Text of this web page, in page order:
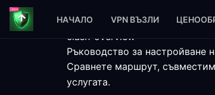
НАЧАЛО VPN ВЪЗЛИ
clash-overview
Ръководство за настройване
Сравнете маршрут,
услугата.